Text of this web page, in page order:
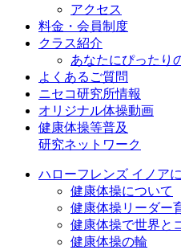
アクセス
料金・会員制度
クラス紹介
あなたにぴったり
よくあるご質問
ニセコ研究所情報
オリジナル体操動画
健康体操等普及
研究ネットワーク
ハローフレンズ イノア
健康体操について
健康体操リーダー
健康体操で世界と
健康体操の輪